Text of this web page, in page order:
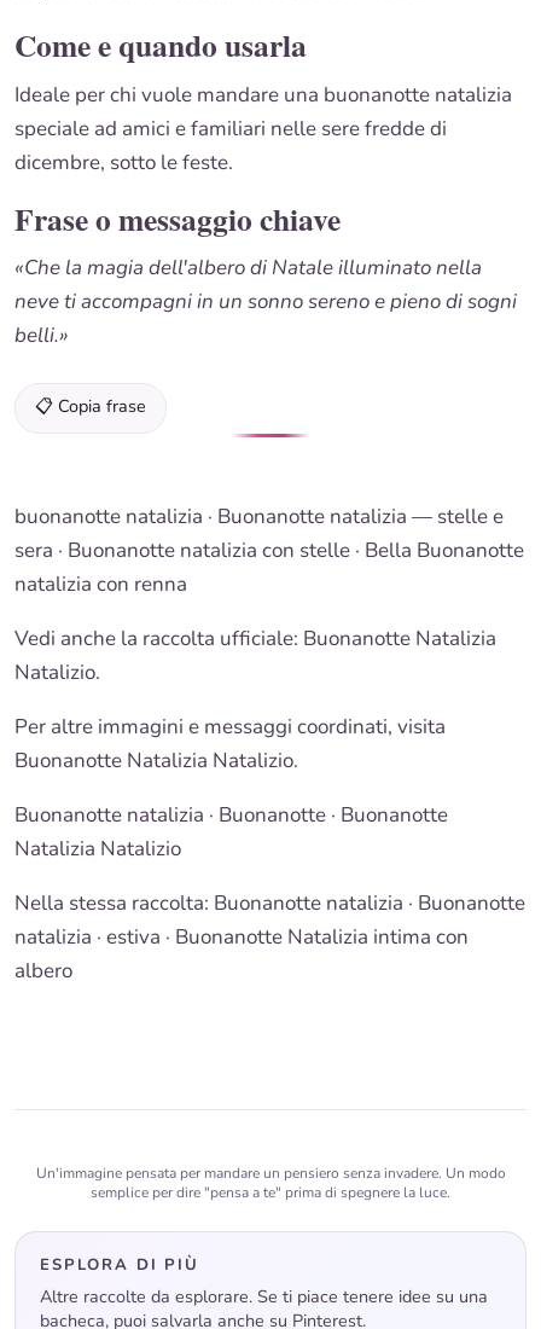
Come e quando usarla
Ideale per chi vuole mandare una buonanotte natalizia
speciale ad amici e familiari nelle sere fredde di
dicembre, sotto le feste.
Frase o messaggio chiave
«Che la magia dell'albero di Natale illuminato nella
neve ti accompagni in un sonno sereno e pieno di sogni
belli.»
📋 Copia frase
buonanotte natalizia · Buonanotte natalizia — stelle e
sera · Buonanotte natalizia con stelle · Bella Buonanotte
natalizia con renna
Vedi anche la raccolta ufficiale: Buonanotte Natalizia
Natalizio.
Per altre immagini e messaggi coordinati, visita
Buonanotte Natalizia Natalizio.
Buonanotte natalizia · Buonanotte · Buonanotte
Natalizia Natalizio
Nella stessa raccolta: Buonanotte natalizia · Buonanotte
natalizia · estiva · Buonanotte Natalizia intima con
albero
Un'immagine pensata per mandare un pensiero senza invadere. Un modo
semplice per dire "pensa a te" prima di spegnere la luce.
ESPLORA DI PIÙ
Altre raccolte da esplorare. Se ti piace tenere idee su una
bacheca, puoi salvarla anche su Pinterest.